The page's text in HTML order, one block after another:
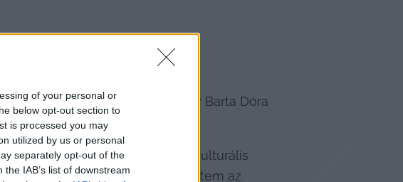
of your personal or
below opt-out section to
is processed you may
utilized by us or personal
separately opt-out of the
IAB’s list of downstream
foglalkozni azzal, hogy Barta Dóra
került a nyilvánosság elé. A kulturális
„Már két ízben kértem az